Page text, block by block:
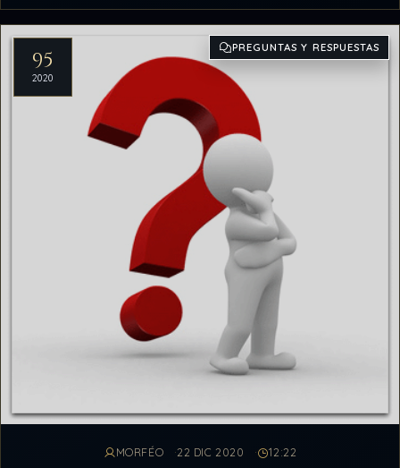
95
2020
PREGUNTAS Y RESPUESTAS
MORFÉO 22 DIC 2020 12:22